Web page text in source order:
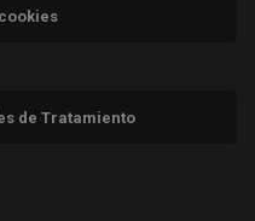
de Tratamiento